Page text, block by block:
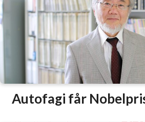
Autofagi får